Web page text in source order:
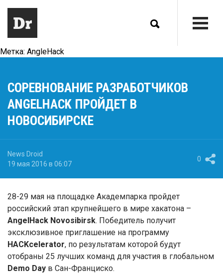
Метка: AngleHack
CОРЕВНОВАНИЕ РАЗРАБОТЧИКОВ
ANGELHACK ПРОЙДЕТ В
НОВОСИБИРСКЕ
News Droid
19 мая 2016 в 06:07
0
28-29 мая на площадке Академпарка пройдет
российский этап крупнейшего в мире хакатона –
AngelHack Novosibirsk. Победитель получит
эксклюзивное приглашение на программу
HACKcelerator, по результатам которой будут
отобраны 25 лучших команд для участия в глобальном
Demo Day в Сан-Франциско.